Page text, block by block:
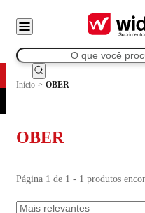
Início > OBER
OBER
Página 1 de 1 - 1 produtos